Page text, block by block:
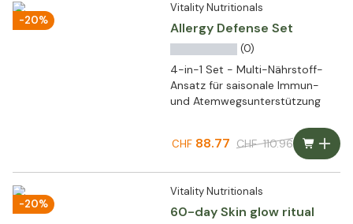
-20%
Vitality Nutritionals
Allergy Defense Set
(0)
4-in-1 Set - Multi-Nährstoff-
Ansatz für saisonale Immun-
und Atemwegsunterstützung
CHF88.77 CHF 110.96
-20%
Vitality Nutritionals
60-day Skin glow ritual